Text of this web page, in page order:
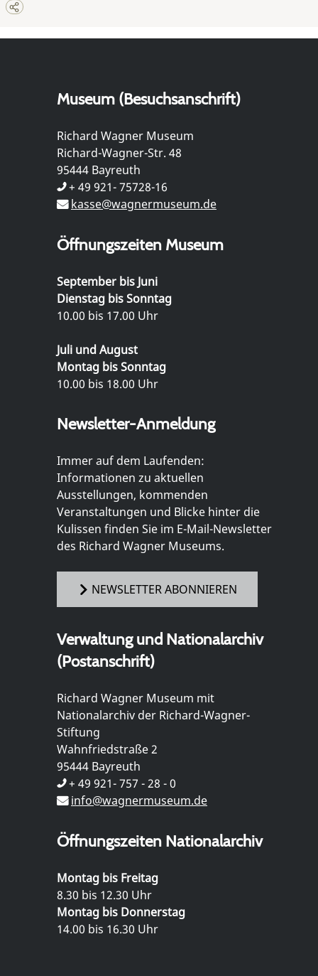
Museum (Besuchsanschrift)
Richard Wagner Museum
Richard-Wagner-Str. 48
95444 Bayreuth
+ 49 921- 75728-16
kasse@wagnermuseum.de
Öffnungszeiten Museum
September bis Juni
Dienstag bis Sonntag
10.00 bis 17.00 Uhr
Juli und August
Montag bis Sonntag
10.00 bis 18.00 Uhr
Newsletter-Anmeldung
Immer auf dem Laufenden:
Informationen zu aktuellen
Ausstellungen, kommenden
Veranstaltungen und Blicke hinter die
Kulissen finden Sie im E-Mail-Newsletter
des Richard Wagner Museums.
NEWSLETTER ABONNIEREN
Verwaltung und Nationalarchiv
(Postanschrift)
Richard Wagner Museum mit
Nationalarchiv der Richard-Wagner-
Stiftung
Wahnfriedstraße 2
95444 Bayreuth
+ 49 921- 757 - 28 - 0
info@wagnermuseum.de
Öffnungszeiten Nationalarchiv
Montag bis Freitag
8.30 bis 12.30 Uhr
Montag bis Donnerstag
14.00 bis 16.30 Uhr